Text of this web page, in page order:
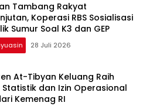
Tambang Rakyat
Koperasi RBS Sosialisasi
Sumur Soal K3 dan GEP
28 Juli 2026
At-Tibyan Keluang Raih
Statistik dan Izin Operasional
Kemenag RI